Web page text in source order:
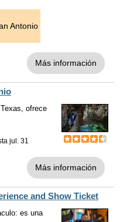
Antonio
Más información
ofrece
jul. 31
Más información
and Show Ticket
es una